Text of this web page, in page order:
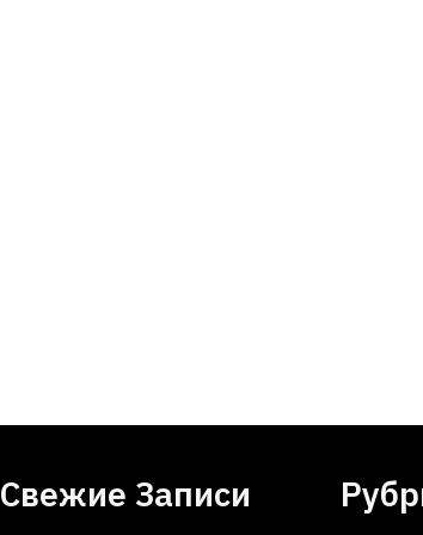
Свежие Записи